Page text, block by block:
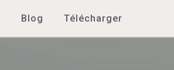
Blog Télécharger